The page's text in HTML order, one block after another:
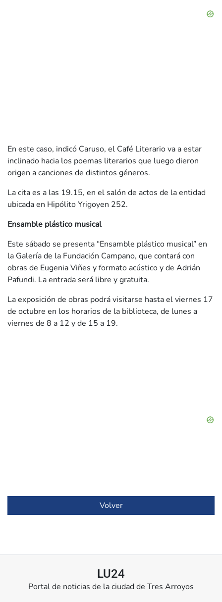
En este caso, indicó Caruso, el Café Literario va a estar
inclinado hacia los poemas literarios que luego dieron
origen a canciones de distintos géneros.
La cita es a las 19.15, en el salón de actos de la entidad
ubicada en Hipólito Yrigoyen 252.
Ensamble plástico musical
Este sábado se presenta “Ensamble plástico musical” en
la Galería de la Fundación Campano, que contará con
obras de Eugenia Viñes y formato acústico y de Adrián
Pafundi. La entrada será libre y gratuita.
La exposición de obras podrá visitarse hasta el viernes 17
de octubre en los horarios de la biblioteca, de lunes a
viernes de 8 a 12 y de 15 a 19.
Volver
LU24
Portal de noticias de la ciudad de Tres Arroyos